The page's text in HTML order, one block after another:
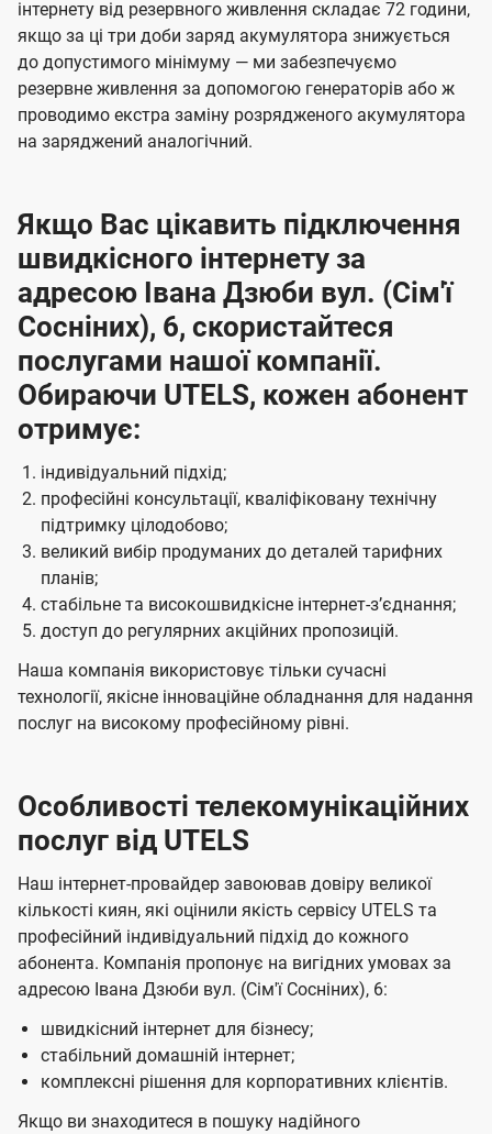
інтернету від резервного живлення складає 72 години,
якщо за ці три доби заряд акумулятора знижується
до допустимого мінімуму — ми забезпечуємо
резервне живлення за допомогою генераторів або ж
проводимо екстра заміну розрядженого акумулятора
на заряджений аналогічний.
Якщо Вас цікавить підключення
швидкісного інтернету за
адресою Івана Дзюби вул. (Сім'ї
Сосніних), 6, скористайтеся
послугами нашої компанії.
Обираючи UTELS, кожен абонент
отримує:
індивідуальний підхід;
професійні консультації, кваліфіковану технічну
підтримку цілодобово;
великий вибір продуманих до деталей тарифних
планів;
стабільне та високошвидкісне інтернет-зʼєднання;
доступ до регулярних акційних пропозицій.
Наша компанія використовує тільки сучасні
технології, якісне інноваційне обладнання для надання
послуг на високому професійному рівні.
Особливості телекомунікаційних
послуг від UTELS
Наш інтернет-провайдер завоював довіру великої
кількості киян, які оцінили якість сервісу UTELS та
професійний індивідуальний підхід до кожного
абонента. Компанія пропонує на вигідних умовах за
адресою Івана Дзюби вул. (Сім'ї Сосніних), 6:
швидкісний інтернет для бізнесу;
стабільний домашній інтернет;
комплексні рішення для корпоративних клієнтів.
Якщо ви знаходитеся в пошуку надійного